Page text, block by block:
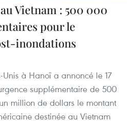
Vietnam : 500 000
pour le
inondations
à Hanoï a annoncé le 17
supplémentaire de 500
million de dollars le montant
destinée au Vietnam